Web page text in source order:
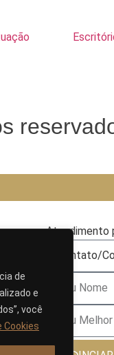
de
e
você
Cookies
Atendimento